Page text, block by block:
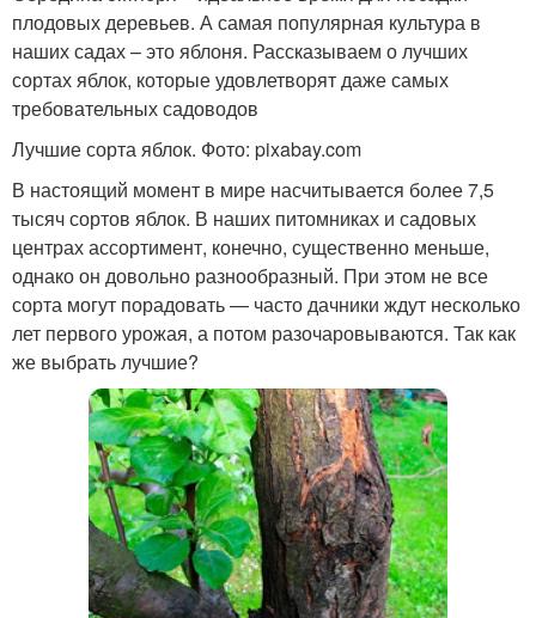
плодовых деревьев. А самая популярная культура в
наших садах – это яблоня. Рассказываем о лучших
сортах яблок, которые удовлетворят даже самых
требовательных садоводов
Лучшие сорта яблок. Фото: pixabay.com
В настоящий момент в мире насчитывается более 7,5
тысяч сортов яблок. В наших питомниках и садовых
центрах ассортимент, конечно, существенно меньше,
однако он довольно разнообразный. При этом не все
сорта могут порадовать — часто дачники ждут несколько
лет первого урожая, а потом разочаровываются. Так как
же выбрать лучшие?